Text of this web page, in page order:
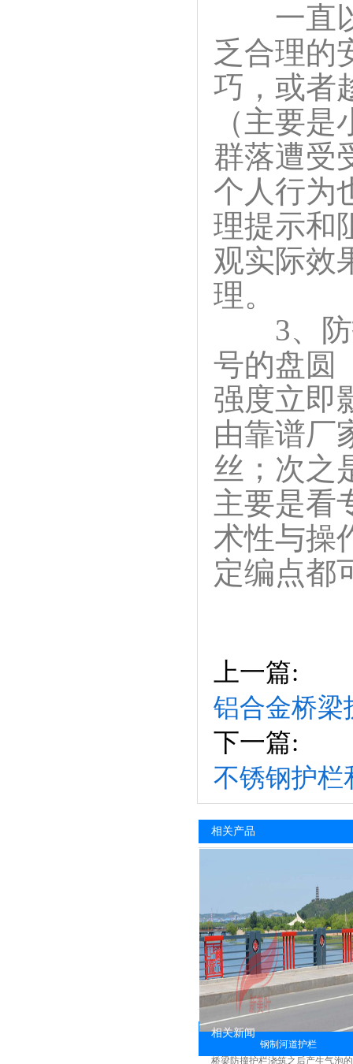
一直以
乏合理的
巧，或者
（主要
群落遭受
个人行为
理提示和
观实际效
理。
3、防
号的盘圆
强度立即
由靠谱厂
丝；次之
主要是看
术性与操
定编点都
上一篇:
铝合金桥梁
下一篇:
不锈钢护栏
相关产品
钢制河道护栏
相关新闻
桥梁防撞护栏浇筑之后产生气泡